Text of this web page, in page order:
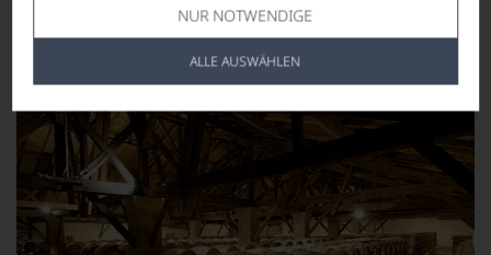
NUR NOTWENDIGE
ALLE AUSWÄHLEN